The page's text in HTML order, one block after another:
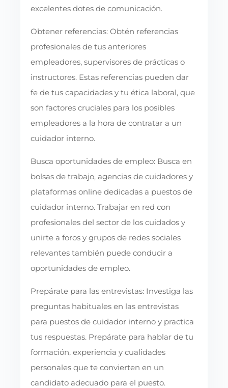
excelentes dotes de comunicación.
Obtener referencias: Obtén referencias
profesionales de tus anteriores
empleadores, supervisores de prácticas o
instructores. Estas referencias pueden dar
fe de tus capacidades y tu ética laboral, que
son factores cruciales para los posibles
empleadores a la hora de contratar a un
cuidador interno.
Busca oportunidades de empleo: Busca en
bolsas de trabajo, agencias de cuidadores y
plataformas online dedicadas a puestos de
cuidador interno. Trabajar en red con
profesionales del sector de los cuidados y
unirte a foros y grupos de redes sociales
relevantes también puede conducir a
oportunidades de empleo.
Prepárate para las entrevistas: Investiga las
preguntas habituales en las entrevistas
para puestos de cuidador interno y practica
tus respuestas. Prepárate para hablar de tu
formación, experiencia y cualidades
personales que te convierten en un
candidato adecuado para el puesto.